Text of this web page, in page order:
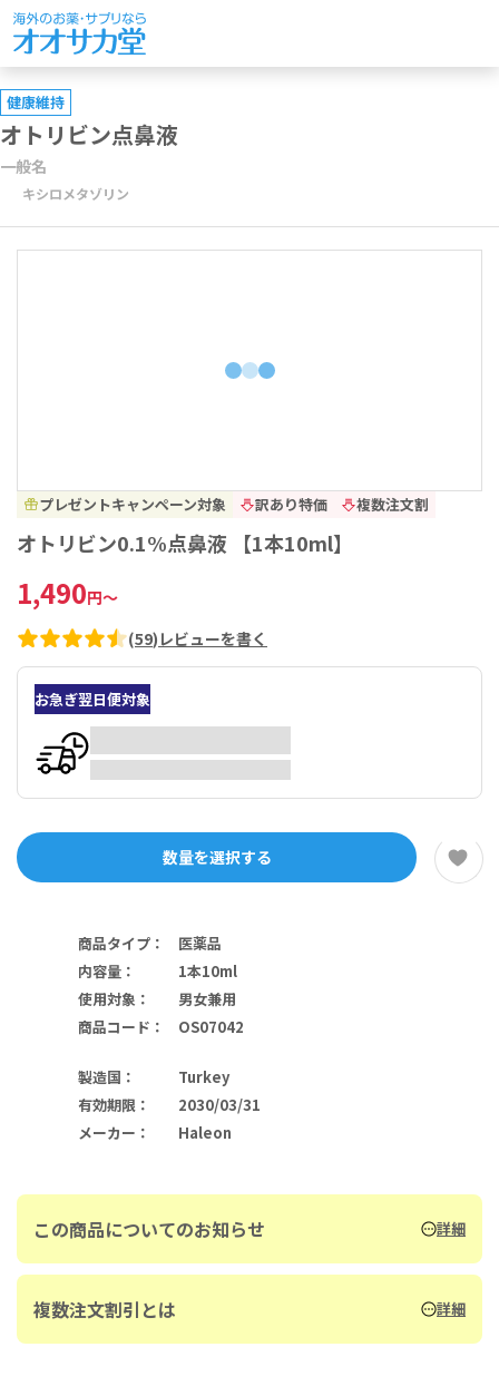
健康維持
オトリビン点鼻液
一般名
キシロメタゾリン
プレゼントキャンペーン対象 訳あり特価 複数注文割
オトリビン0.1%点鼻液 【1本10ml】
1,490円～
(59) レビューを書く
お急ぎ翌日便対象
数量を選択する
商品タイプ ：
医薬品
内容量 ：
1本10ml
使用対象 ：
男女兼用
商品コード ： OS07042
製造国 ：
Turkey
有効期限 ：
2030/03/31
メーカー ： Haleon
この商品についてのお知らせ 詳細
複数注文割引とは 詳細